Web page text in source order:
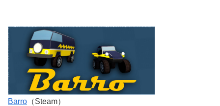
Barro （Steam）